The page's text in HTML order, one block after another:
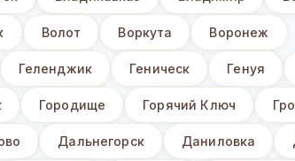
Волот Воркута Воронеж
Геленджик Геническ Генуя
Городище Горячий Ключ
Дальнегорск Даниловка